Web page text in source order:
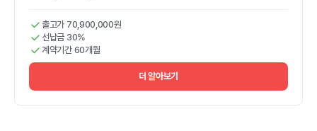
출고가 70,900,000원
선납금 30%
계약기간 60개월
더 알아보기